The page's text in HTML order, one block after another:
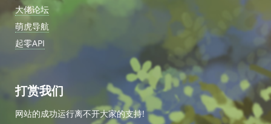
大佬论坛
萌虎导航
起零API
打赏我们
网站的成功运行离不开大家的支持!